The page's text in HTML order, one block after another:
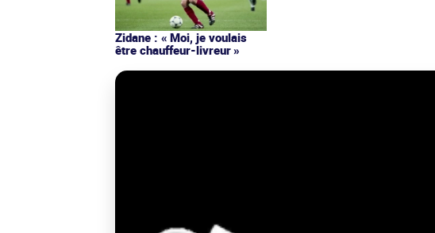
Zidane : « Moi, je voulais
être chauffeur-livreur »